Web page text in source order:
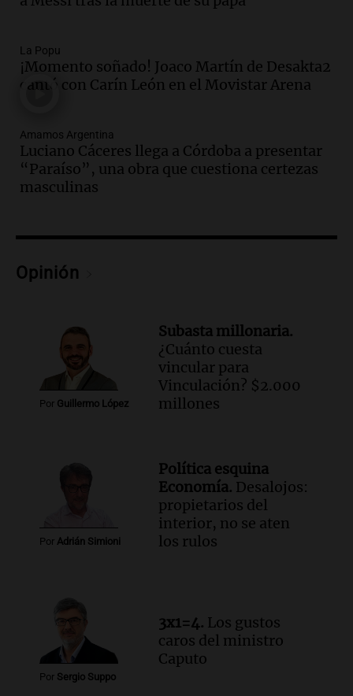
Audio.Una nutricionista derribó el mito
Una mañana para todos
Episodios
Una mañana para todos
Episodios
Audio.Mateo, a los 25 años, lucha
para poder seguir viviend
Episodios
en CABA
Una mañana para todos
Episodios
Audio.
Altas Cumbres: rescataron a una
cabra que llevaba ocho días atrapada en
Audio.
Chile planteó mejorar la
conectividad fronteriza, aérea y digital
Panorama Federal
proteínas
Una mañana para todos
Episodios
Audio.Investigan un asalto millonario a
la cooperativa Talamochita en Villa
La Popu
¡Momento soñado! Joaco Martín de Desakta2
cantó con Carín León en el Movistar Arena
Amamos Argentina
Luciano Cáceres llega a Córdoba a presentar
“Paraíso”, una obra que cuestiona certezas
masculinas
Opinión
Por Guillermo López
Subasta millonaria.
¿Cuánto cuesta
vincular para
Vinculación? $2.000
millones
Por Adrián Simioni
Política esquina
Economía. Desalojos:
propietarios del
interior, no se aten
los rulos
Por Sergio Suppo
3x1=4. Los gustos
caros del ministro
Caputo